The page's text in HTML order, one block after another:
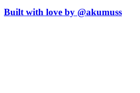
Built with love by @akumuss